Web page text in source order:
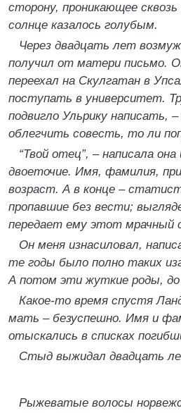
сторону, проникающее
солнце казалось голубым.
Через двадцать лет
получил от матери письмо.
переехал на Скулгатан в
поступать в университет.
подвигло Ульрику написать,
облегчить совесть, то ли
“Твой отец”, – написала
двоеточие. Имя, фамилия,
возраст. А в конце –
пропавшие без вести;
передает ему этот мрачный
Он меня изнасиловал,
те годы было полно таких
А потом эти жуткие роды, до
Какое-то время спустя
мать – безуспешно. Имя и
отыскались в списках
Стыд выжидал двадцать
Рыжеватые волосы